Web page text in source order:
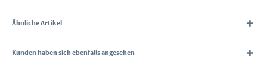
Ähnliche Artikel
Kunden haben sich ebenfalls angesehen